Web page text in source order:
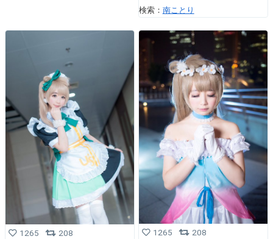
検索： 南ことり
1265
208
1265
208